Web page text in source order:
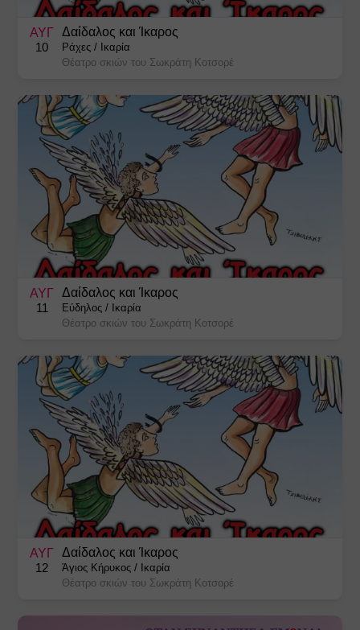
Χριστουγεννιάτικες Εκδηλώσεις
ΑΥΓ
10
Δαίδαλος και Ίκαρος
Ράχες / Ικαρία
Θέατρο σκιών του Σωκράτη Κοτσορέ
ΑΥΓ
11
Δαίδαλος και Ίκαρος
Εύδηλος / Ικαρία
Θέατρο σκιών του Σωκράτη Κοτσορέ
ΑΥΓ
12
Δαίδαλος και Ίκαρος
Άγιος Κήρυκος / Ικαρία
Θέατρο σκιών του Σωκράτη Κοτσορέ